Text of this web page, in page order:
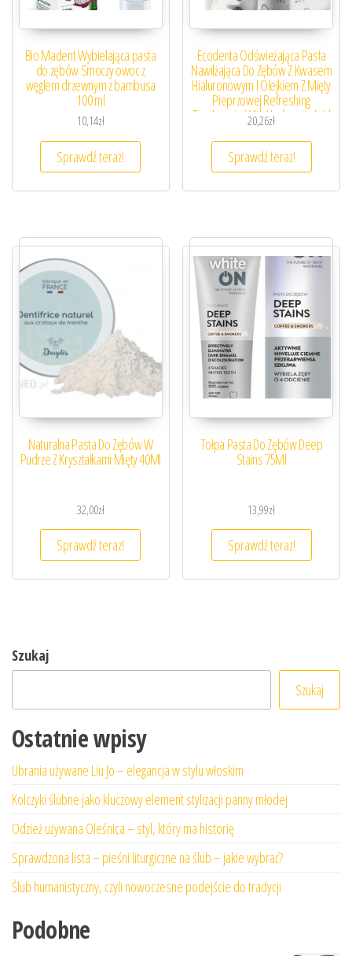
Bio Madent Wybielająca pasta
do zębów Smoczy owoc z
węglem drzewnym z bambusa
100 ml
10,14zł
Sprawdź teraz!
Ecodenta Odświeżająca Pasta
Nawilżająca Do Zębów Z Kwasem
Hialuronowym I Olejkiem Z Mięty
Pieprzowej Refreshing
Toothpaste With Hyaluronic Acid
And
20,26zł
Sprawdź teraz!
Naturalna Pasta Do Zębów W
Pudrze Z Kryształkami Mięty 40Ml
32,00zł
Sprawdź teraz!
Tołpa Pasta Do Zębów Deep
Stains 75Ml
13,99zł
Sprawdź teraz!
Szukaj
Szukaj
Ostatnie wpisy
Ubrania używane Liu Jo – elegancja w stylu włoskim
Kolczyki ślubne jako kluczowy element stylizacji panny młodej
Odzież używana Oleśnica – styl, który ma historię
Sprawdzona lista – pieśni liturgiczne na ślub – jakie wybrać?
Ślub humanistyczny, czyli nowoczesne podejście do tradycji
Podobne